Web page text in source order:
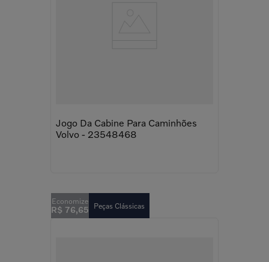
Jogo Da Cabine Para Caminhões
Volvo - 23548468
R$ 76,65 Peças Clássicas